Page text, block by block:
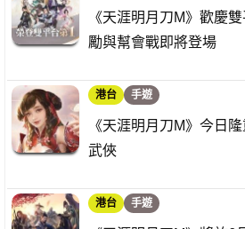
《天涯明月刀M》歡慶
勵與幫會戰即將登場
港台 手遊
《天涯明月刀M》今日
武俠
港台 手遊